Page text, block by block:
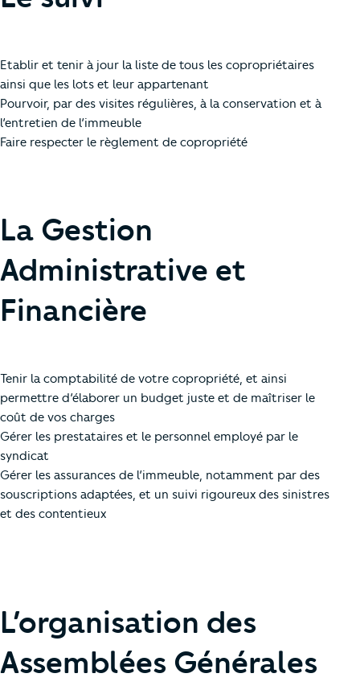
Etablir et tenir à jour la liste de tous les copropriétaires
ainsi que les lots et leur appartenant
Pourvoir, par des visites régulières, à la conservation et à
l’entretien de l’immeuble
Faire respecter le règlement de copropriété
La Gestion
Administrative et
Financière
Tenir la comptabilité de votre copropriété, et ainsi
permettre d’élaborer un budget juste et de maîtriser le
coût de vos charges
Gérer les prestataires et le personnel employé par le
syndicat
Gérer les assurances de l’immeuble, notamment par des
souscriptions adaptées, et un suivi rigoureux des sinistres
et des contentieux
L’organisation des
Assemblées Générales